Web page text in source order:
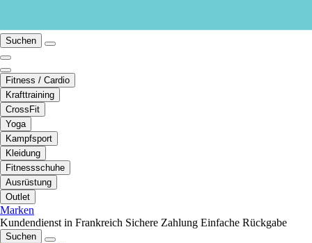
Suchen
Fitness / Cardio
Krafttraining
CrossFit
Yoga
Kampfsport
Kleidung
Fitnessschuhe
Ausrüstung
Outlet
Marken
Kundendienst in Frankreich Sichere Zahlung Einfache Rückgabe
Suchen